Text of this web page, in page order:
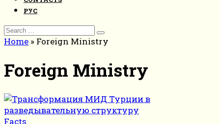
РУС
Search
for:
Home » Foreign Ministry
Foreign Ministry
Facts